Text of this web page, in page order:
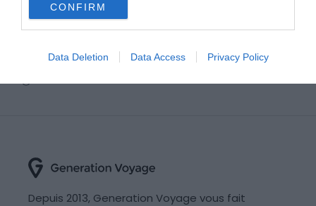
CONFIRM
Data Deletion Data Access Privacy Policy
Sahara
Depuis 2013, Generation Voyage vous fait